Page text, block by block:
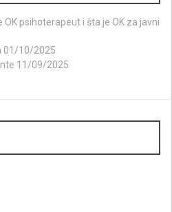
OK psihoterapeut i šta je OK za javni
01/10/2025
11/09/2025